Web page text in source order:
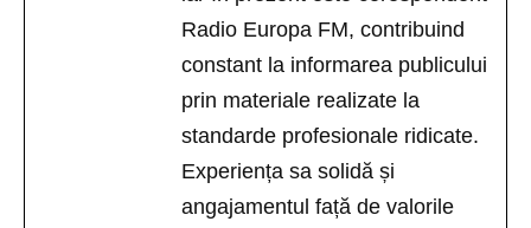
Radio Europa FM, contribuind
constant la informarea publicului
prin materiale realizate la
standarde profesionale ridicate.
Experiența sa solidă și
angajamentul față de valorile